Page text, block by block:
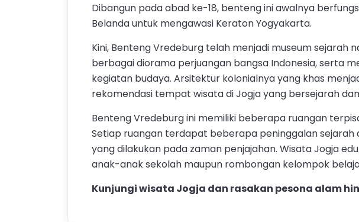
Dibangun pada abad ke-18, benteng ini awalnya
Belanda untuk mengawasi Keraton Yogyakarta.
Kini, Benteng Vredeburg telah menjadi museum sejarah
berbagai diorama perjuangan bangsa Indonesia, serta
kegiatan budaya. Arsitektur kolonialnya yang khas
rekomendasi tempat wisata di Jogja yang bersejarah
Benteng Vredeburg ini memiliki beberapa ruangan
Setiap ruangan terdapat beberapa peninggalan
yang dilakukan pada zaman penjajahan. Wisata Jogja
anak-anak sekolah maupun rombongan kelompok
Kunjungi wisata Jogja dan rasakan pesona alam